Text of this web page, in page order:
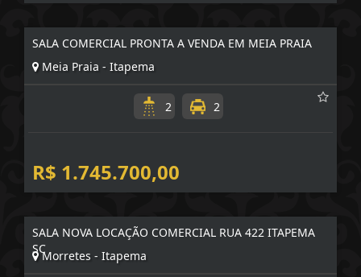
SALA COMERCIAL PRONTA A VENDA EM MEIA PRAIA
Meia Praia - Itapema
2 2
R$ 1.745.700,00
SALA NOVA LOCAÇÃO COMERCIAL RUA 422 ITAPEMA
SCMorretes - Itapema